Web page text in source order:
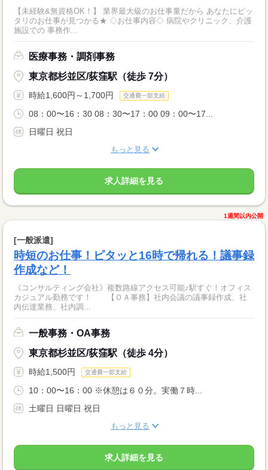
【未経験&無資格OK！】 業界最大級のお仕事量だから あなたにピッ
タリのお仕事が見つかる★ ◇お仕事内容◇ 病院やクリニック、介護
施設での 事務作...
医療事務・調剤事務
東京都杉並区/荻窪駅（徒歩 7分）
時給1,600円～1,700円 交通費一部支給
08：00〜16：30 08：30〜17：00 09：00〜17...
日曜日 祝日
もっと見る
求人詳細を見る
1週間以内公開
[一般派遣]
時短のお仕事！ピタッと16時で帰れる！議事録
作成など！
《コンサルティング会社》複数路線アクセス可能♪駅すぐ！オフィス
カジュアル勤務です！ 【ＯＡ事務】社内会議の議事録作成、社
内伝達業務、社内調...
一般事務・OA事務
東京都杉並区/荻窪駅（徒歩 4分）
時給1,500円 交通費一部支給
10：00〜16：00 ※休憩は６０分。実働７時...
土曜日 日曜日 祝日
もっと見る
求人詳細を見る